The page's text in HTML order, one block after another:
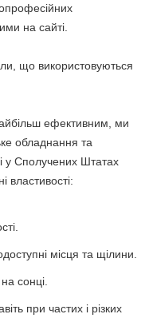
на сайті.
що використовуються
ефективним, ми
обладнання та
у Сполучених Штатах
властивості:
місця та щілини.
сонці.
при частих і різких